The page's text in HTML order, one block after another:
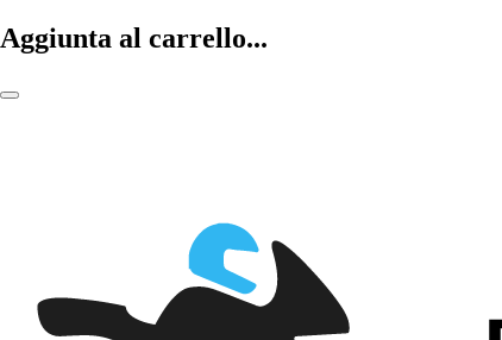
Aggiunta al carrello...